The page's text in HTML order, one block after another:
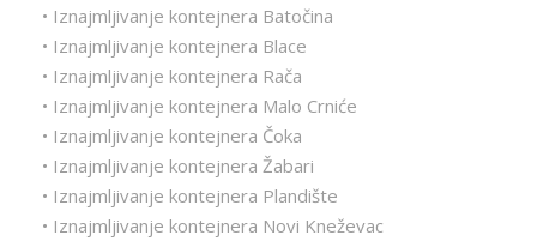
• Iznajmljivanje kontejnera Batočina
• Iznajmljivanje kontejnera Blace
• Iznajmljivanje kontejnera Rača
• Iznajmljivanje kontejnera Malo Crniće
• Iznajmljivanje kontejnera Čoka
• Iznajmljivanje kontejnera Žabari
• Iznajmljivanje kontejnera Plandište
• Iznajmljivanje kontejnera Novi Kneževac